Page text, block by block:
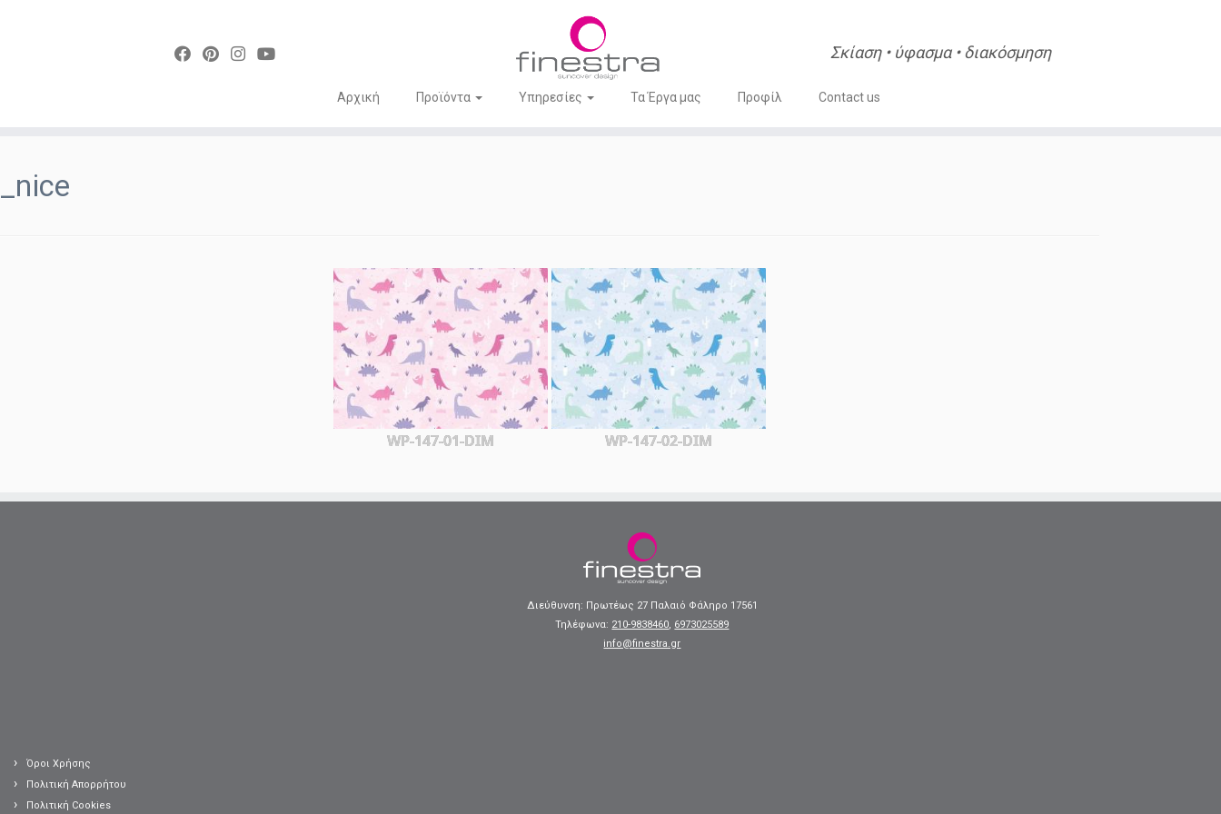
content
Σκίαση • ύφασμα • διακόσμηση
Αρχική Προϊόντα Υπηρεσίες Τα Έργα μας Προφίλ Contact us
_nice
WP-147-01-DIM WP-147-02-DIM
Όροι Χρήσης
Πολιτική Απορρήτου
Πολιτική Cookies
Διεύθυνση: Πρωτέως 27 Παλαιό Φάληρο 17561
Τηλέφωνα: 210-9838460, 6973025589
info@finestra.gr